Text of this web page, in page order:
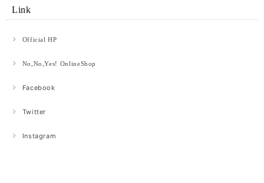
【オンラインショップ限定】青竜 ロングウォレット 青竜×ブラック
プレゼント用に購入させて頂きました!相手も喜んでくれて嬉しかったです·͜·
Link
Official HP
No,No,Yes! OnlineShop
Facebook
Twitter
Instagram